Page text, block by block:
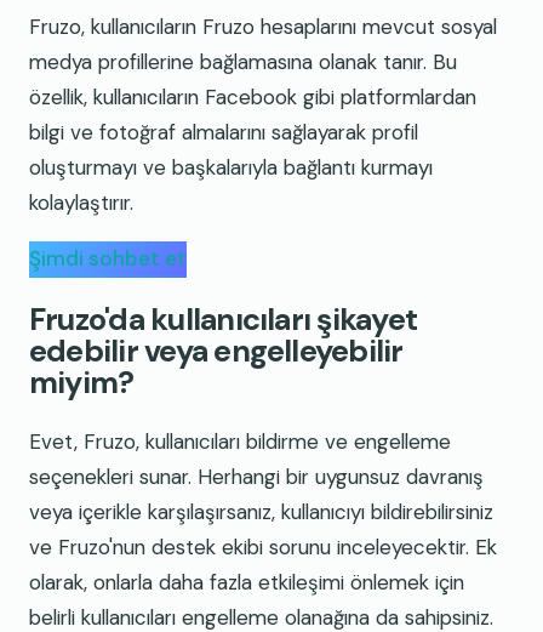
Fruzo, kullanıcıların Fruzo hesaplarını mevcut sosyal
medya profillerine bağlamasına olanak tanır. Bu
özellik, kullanıcıların Facebook gibi platformlardan
bilgi ve fotoğraf almalarını sağlayarak profil
oluşturmayı ve başkalarıyla bağlantı kurmayı
kolaylaştırır.
Şimdi sohbet et
Fruzo'da kullanıcıları şikayet
edebilir veya engelleyebilir
miyim?
Evet, Fruzo, kullanıcıları bildirme ve engelleme
seçenekleri sunar. Herhangi bir uygunsuz davranış
veya içerikle karşılaşırsanız, kullanıcıyı bildirebilirsiniz
ve Fruzo'nun destek ekibi sorunu inceleyecektir. Ek
olarak, onlarla daha fazla etkileşimi önlemek için
belirli kullanıcıları engelleme olanağına da sahipsiniz.